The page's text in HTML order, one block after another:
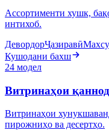
Ассортименти хушк,
интихоб.
ДевордорҶазиравӣ
Кушодани бахш
24 модел
Витринаҳои
Витринаҳои
пирожниҳо ва десертҳо.